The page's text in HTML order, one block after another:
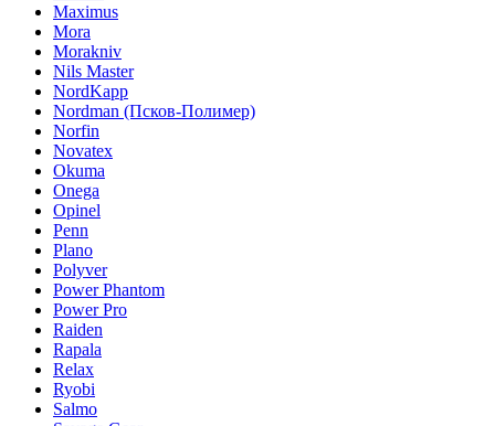
Maximus
Mora
Morakniv
Nils Master
NordKapp
Nordman (Псков-Полимер)
Norfin
Novatex
Okuma
Onega
Opinel
Penn
Plano
Polyver
Power Phantom
Power Pro
Raiden
Rapala
Relax
Ryobi
Salmo